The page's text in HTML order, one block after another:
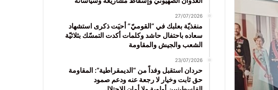
27/07/2026
منفذيّة بعلبك في “القوميّ” أحيَت ذكرى استشهاد
سعاده باحتفال حاشد وكلمات أكدت التمسّك بثلاثيّة
الشعب والجيش والمقاومة
23/07/2026
حردان استقبل وفداً من “الديمقراطية”: المقاومة
حق ثابت وخيار لا رجعة عنه ودعم صمود